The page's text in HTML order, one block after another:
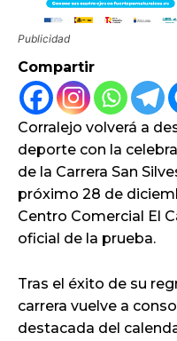
Publicidad
Compartir
Corralejo volverá a
deporte con la
de la Carrera San
próximo 28 de
Centro Comercial El
oficial de la prueba.
Tras el éxito de su
carrera vuelve a
destacada del